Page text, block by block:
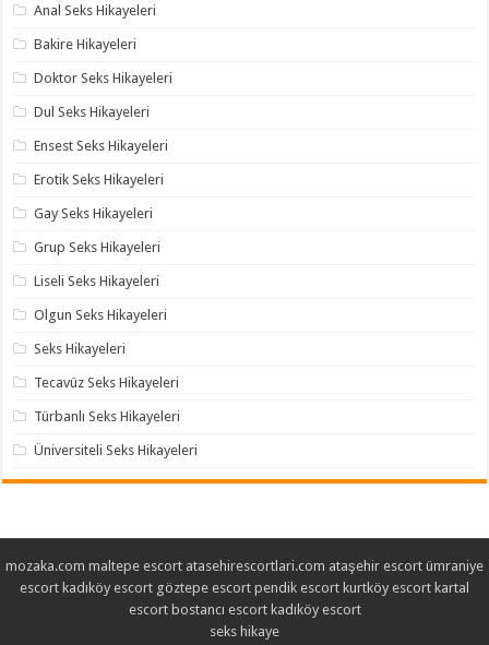
Anal Seks Hikayeleri
Bakire Hikayeleri
Doktor Seks Hikayeleri
Dul Seks Hikayeleri
Ensest Seks Hikayeleri
Erotik Seks Hikayeleri
Gay Seks Hikayeleri
Grup Seks Hikayeleri
Liseli Seks Hikayeleri
Olgun Seks Hikayeleri
Seks Hikayeleri
Tecavüz Seks Hikayeleri
Türbanlı Seks Hikayeleri
Üniversiteli Seks Hikayeleri
mozaka.com maltepe escort atasehirescortlari.com ataşehir escort ümraniye
escort kadıköy escort göztepe escort pendik escort kurtköy escort kartal
escort bostancı escort kadıköy escort
seks hikaye